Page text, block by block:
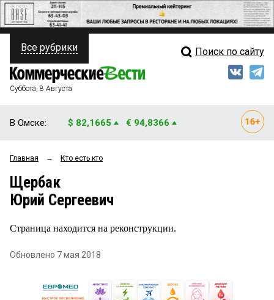
ПОЛИТИКА
ФИНАНСЫ
ОБЩЕСТВО
ЗАКОН
Свежий выпуск
Все рубрики Поиск по сайту
Суббота, 8 Августа
В Омске: $ 82,1665 € 94,8366
Главная → Кто есть кто
Щербак
Юрий Сергеевич
Страница находится на реконструкции.
Обновлено 7 мая 2018